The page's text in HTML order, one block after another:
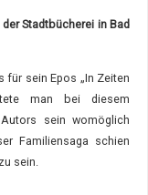
Stadtbücherei in Bad
für sein Epos „In Zeiten
man bei diesem
sein womöglich
Familiensaga schien
sein.